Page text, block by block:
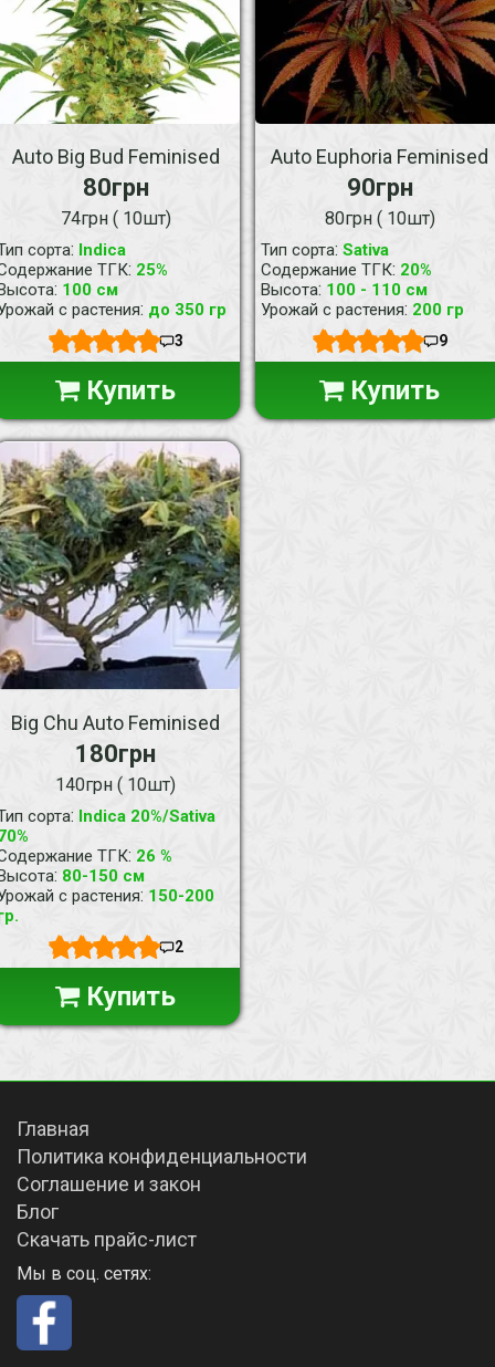
Auto Big Bud Feminised
80грн
74грн ( 10шт)
сорта: Indica
ТГК: 25%
: 100 см
с растения: до 350 гр
3
Купить
Auto Euphoria Feminised
90грн
80грн ( 10шт)
Тип сорта: Sativa
Содержание ТГК: 20%
Высота: 100 - 110 см
Урожай с растения: 200 гр
9
Купить
Big Chu Auto Feminised
180грн
140грн ( 10шт)
сорта: Indica 20%/Sativa
ТГК: 26 %
: 80-150 см
с растения: 150-200
2
Купить
Главная
Политика конфиденциальности
Соглашение и закон
Блог
Скачать прайс-лист
Мы в соц. сетях: